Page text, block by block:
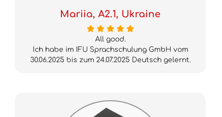
Mariia, A2.1, Ukraine
All good.
Ich habe im IFU Sprachschulung GmbH vom
30.06.2025 bis zum 24.07.2025 Deutsch gelernt.